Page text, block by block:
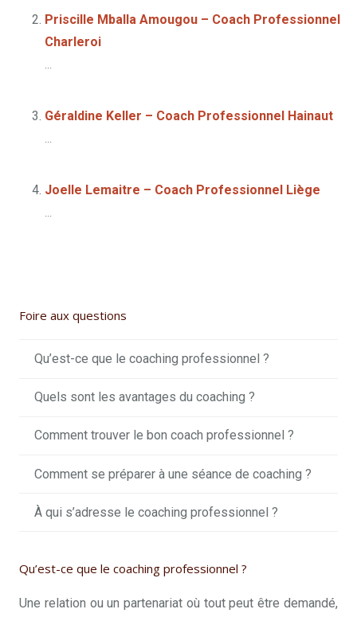
Priscille Mballa Amougou – Coach Professionnel
Charleroi
...
Géraldine Keller – Coach Professionnel Hainaut
...
Joelle Lemaitre – Coach Professionnel Liège
...
Foire aux questions
Qu’est-ce que le coaching professionnel ?
Quels sont les avantages du coaching ?
Comment trouver le bon coach professionnel ?
Comment se préparer à une séance de coaching ?
À qui s’adresse le coaching professionnel ?
Qu’est-ce que le coaching professionnel ?
Une relation ou un partenariat où tout peut être demandé,